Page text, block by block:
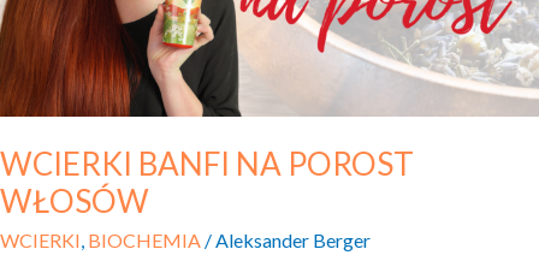
WCIERKI BANFI NA POROST
WŁOSÓW
WCIERKI, BIOCHEMIA /Aleksander Berger